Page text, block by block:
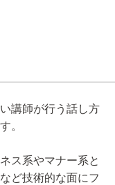
講師が行う話し方
。
ス系やマナー系と
ど技術的な面にフ